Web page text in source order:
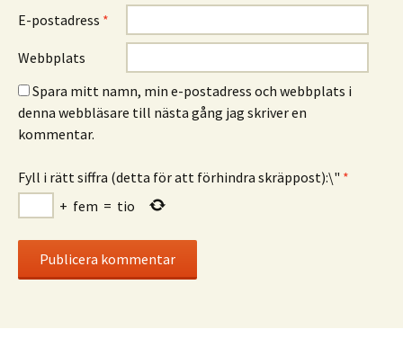
E-postadress *
Webbplats
Spara mitt namn, min e-postadress och webbplats i
denna webbläsare till nästa gång jag skriver en
kommentar.
Fyll i rätt siffra (detta för att förhindra skräppost):\" *
+ fem = tio